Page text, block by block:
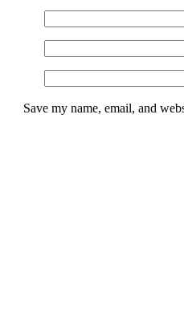
Save my name, email, and